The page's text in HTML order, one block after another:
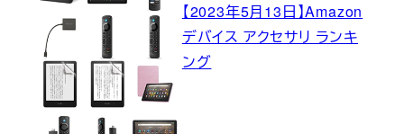
【2023年5月13日】Amazon
デバイス アクセサリ ランキ
ング